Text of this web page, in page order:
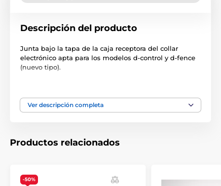
Descripción del producto
Junta bajo la tapa de la caja receptora del collar
electrónico apta para los modelos d-control y d-fence
(nuevo tipo).
carácter ilustrativo.
Accesorios
Ver descripción completa
Productos relacionados
-50%